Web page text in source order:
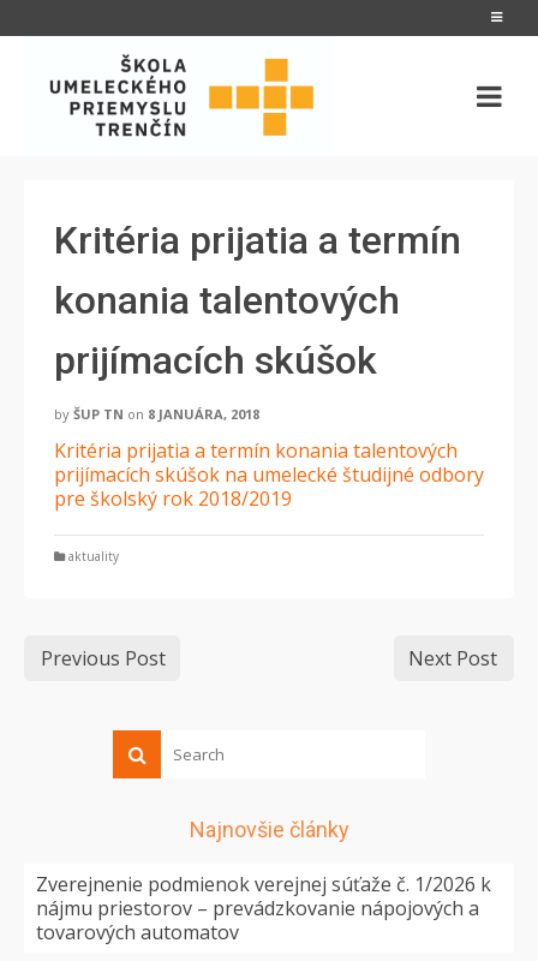
Kritéria prijatia a termín
konania talentových
prijímacích skúšok
by ŠUP TN on 8 JANUÁRA, 2018
Kritéria prijatia a termín konania talentových
prijímacích skúšok na umelecké študijné odbory
pre školský rok 2018/2019
aktuality
Previous Post Next Post
Najnovšie články
Zverejnenie podmienok verejnej súťaže č. 1/2026 k
nájmu priestorov – prevádzkovanie nápojových a
tovarových automatov